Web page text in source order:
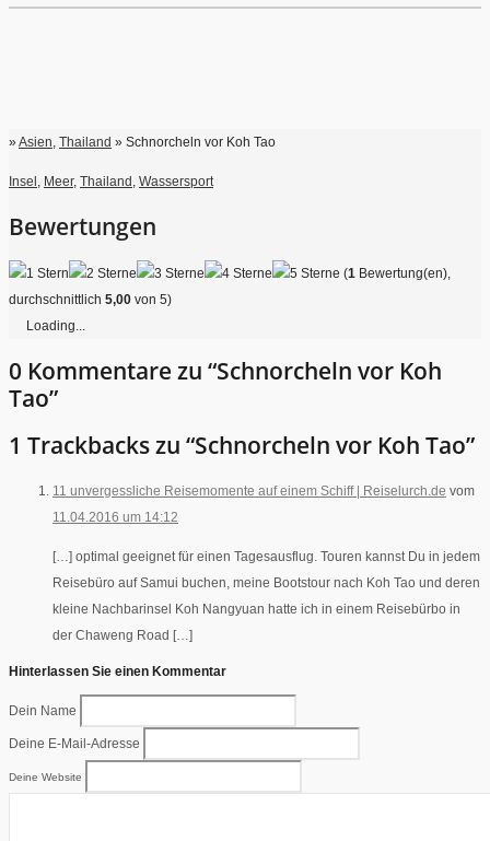
»Asien, Thailand » Schnorcheln vor Koh Tao
Insel , Meer, Thailand , Wassersport
Bewertungen
(1 Bewertung(en),
durchschnittlich 5,00 von 5)
Loading...
0 Kommentare zu “Schnorcheln vor Koh
Tao”
1 Trackbacks zu “Schnorcheln vor Koh Tao”
11 unvergessliche Reisemomente auf einem Schiff | Reiselurch.de vom
11.04.2016 um 14:12
[…] optimal geeignet für einen Tagesausflug. Touren kannst Du in jedem
Reisebüro auf Samui buchen, meine Bootstour nach Koh Tao und deren
kleine Nachbarinsel Koh Nangyuan hatte ich in einem Reisebürbo in
der Chaweng Road […]
Hinterlassen Sie einen Kommentar
Dein Name
Deine E-Mail-Adresse
Deine Website